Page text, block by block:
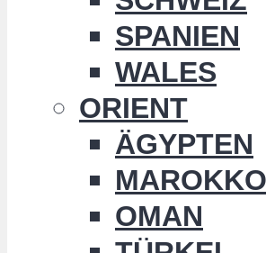
SPANIEN
WALES
ORIENT
ÄGYPTEN
MAROKKO
OMAN